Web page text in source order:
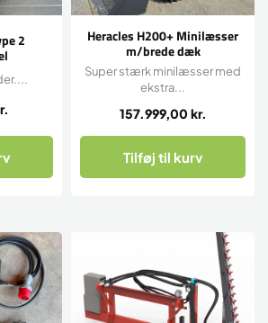
2
Heracles H200+ Minilæsser
m/brede dæk
157.999,00 kr.
Super stærk minilæsser med
ekstra...
Tilføj til kurv